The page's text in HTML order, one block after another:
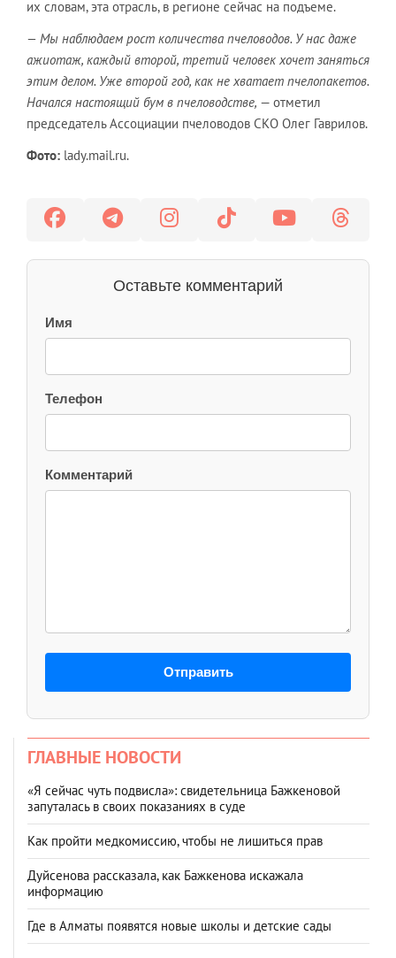
их словам, эта отрасль, в регионе сейчас на подъеме.
— Мы наблюдаем рост количества пчеловодов. У нас даже
ажиотаж, каждый второй, третий человек хочет заняться
этим делом. Уже второй год, как не хватает пчелопакетов.
Начался настоящий бум в пчеловодстве, — отметил
председатель Ассоциации пчеловодов СКО Олег Гаврилов.
Фото: lady.mail.ru.
Оставьте комментарий
Имя
Телефон
Комментарий
Отправить
ГЛАВНЫЕ НОВОСТИ
«Я сейчас чуть подвисла»: свидетельница Бажкеновой
запуталась в своих показаниях в суде
Как пройти медкомиссию, чтобы не лишиться прав
Дуйсенова рассказала, как Бажкенова искажала
информацию
Где в Алматы появятся новые школы и детские сады